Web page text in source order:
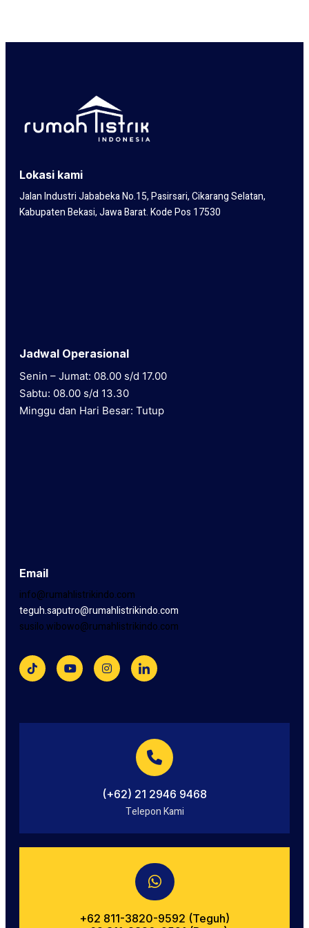
Lokasi kami
Jalan Industri Jababeka No.15, Pasirsari, Cikarang Selatan,
Kabupaten Bekasi, Jawa Barat. Kode Pos 17530
Jadwal Operasional
Senin – Jumat: 08.00 s/d 17.00
Sabtu: 08.00 s/d 13.30
Minggu dan Hari Besar: Tutup
Email
info@rumahlistrikindo.com
teguh.saputro@rumahlistrikindo.com
susilo.wibowo@rumahlistrikindo.com
(+62) 21 2946 9468
Telepon Kami
+62 811-3820-9592‬‬‬‬‬‬‬‬‬‬‬‬‬‬ (Teguh)